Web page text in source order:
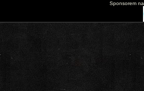
Sponsorem